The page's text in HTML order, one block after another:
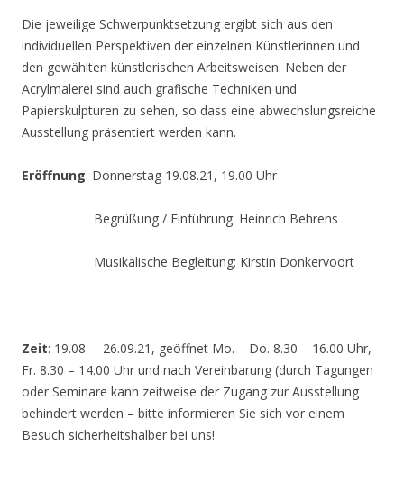
Die jeweilige Schwerpunktsetzung ergibt sich aus den
individuellen Perspektiven der einzelnen Künstlerinnen und
den gewählten künstlerischen Arbeitsweisen. Neben der
Acrylmalerei sind auch grafische Techniken und
Papierskulpturen zu sehen, so dass eine abwechslungsreiche
Ausstellung präsentiert werden kann.
Eröffnung: Donnerstag 19.08.21, 19.00 Uhr
Begrüßung / Einführung: Heinrich Behrens
Musikalische Begleitung: Kirstin Donkervoort
Zeit: 19.08. – 26.09.21, geöffnet Mo. – Do. 8.30 – 16.00 Uhr,
Fr. 8.30 – 14.00 Uhr und nach Vereinbarung (durch Tagungen
oder Seminare kann zeitweise der Zugang zur Ausstellung
behindert werden – bitte informieren Sie sich vor einem
Besuch sicherheitshalber bei uns!